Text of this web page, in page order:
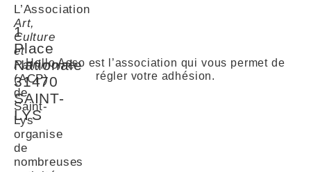
1
Place
Nationale
31470
SAINT-
LYS
L’Association
Art,
Culture
et
Patrimoine
(ACP)
de
Saint-
Lys
organise
de
nombreuses
Hello Asso est l’association qui vous permet de
régler votre adhésion.